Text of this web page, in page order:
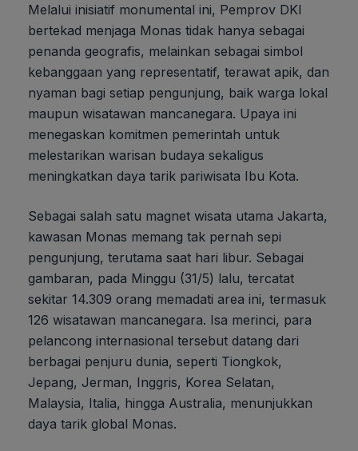
Melalui inisiatif monumental ini, Pemprov DKI
bertekad menjaga Monas tidak hanya sebagai
penanda geografis, melainkan sebagai simbol
kebanggaan yang representatif, terawat apik, dan
nyaman bagi setiap pengunjung, baik warga lokal
maupun wisatawan mancanegara. Upaya ini
menegaskan komitmen pemerintah untuk
melestarikan warisan budaya sekaligus
meningkatkan daya tarik pariwisata Ibu Kota.
Sebagai salah satu magnet wisata utama Jakarta,
kawasan Monas memang tak pernah sepi
pengunjung, terutama saat hari libur. Sebagai
gambaran, pada Minggu (31/5) lalu, tercatat
sekitar 14.309 orang memadati area ini, termasuk
126 wisatawan mancanegara. Isa merinci, para
pelancong internasional tersebut datang dari
berbagai penjuru dunia, seperti Tiongkok,
Jepang, Jerman, Inggris, Korea Selatan,
Malaysia, Italia, hingga Australia, menunjukkan
daya tarik global Monas.